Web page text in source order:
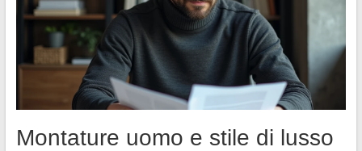
Montature uomo e stile di lusso